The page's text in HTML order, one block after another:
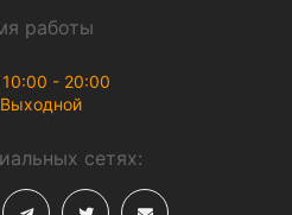
работы
- 20:00
сетях: